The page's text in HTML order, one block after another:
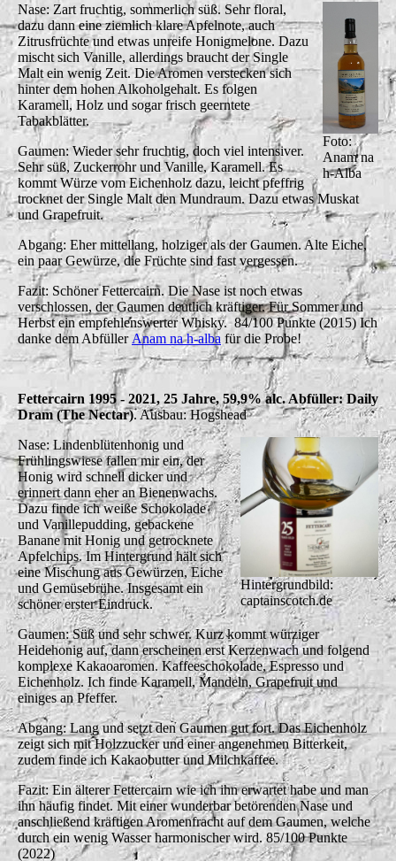
Foto:
Anam na
h-Alba
Nase: Zart fruchtig, sommerlich süß. Sehr floral,
dazu dann eine ziemlich klare Apfelnote, auch
Zitrusfrüchte und etwas unreife Honigmelone. Dazu
mischt sich Vanille, allerdings braucht der Single
Malt ein wenig Zeit. Die Aromen verstecken sich
hinter dem hohen Alkoholgehalt. Es folgen
Karamell, Holz und sogar frisch geerntete
Tabakblätter.
Gaumen: Wieder sehr fruchtig, doch viel intensiver.
Sehr süß, Zuckerrohr und Vanille, Karamell. Es
kommt Würze vom Eichenholz dazu, leicht pfeffrig
trocknet der Single Malt den Mundraum. Dazu etwas Muskat
und Grapefruit.
Abgang: Eher mittellang, holziger als der Gaumen. Alte Eiche,
ein paar Gewürze, die Früchte sind fast vergessen.
Fazit: Schöner Fettercairn. Die Nase ist noch etwas
verschlossen, der Gaumen deutlich kräftiger. Für Sommer und
Herbst ein empfehlenswerter Whisky. 84/100 Punkte (2015) Ich
danke dem Abfüller Anam na h-alba für die Probe!
Fettercairn 1995 - 2021, 25 Jahre, 59,9% alc. Abfüller: Daily
Dram (The Nectar). Ausbau: Hogshead
Hintergrundbild:
captainscotch.de
Nase: Lindenblütenhonig und
Frühlingswiese fallen mir ein, der
Honig wird schnell dicker und
erinnert dann eher an Bienenwachs.
Dazu finde ich weiße Schokolade
und Vanillepudding, gebackene
Banane mit Honig und getrocknete
Apfelchips. Im Hintergrund hält sich
eine Mischung aus Gewürzen, Eiche
und Gemüsebrühe. Insgesamt ein
schöner erster Eindruck.
Gaumen: Süß und sehr schwer. Kurz kommt würziger
Heidehonig auf, dann erscheinen erst Kerzenwach und folgend
komplexe Kakaoaromen. Kaffeeschokolade, Espresso und
Eichenholz. Ich finde Karamell, Mandeln, Grapefruit und
einiges an Pfeffer.
Abgang: Lang und setzt den Gaumen gut fort. Das Eichenholz
zeigt sich mit Holzzucker und einer angenehmen Bitterkeit,
zudem finde ich Kakaobutter und Milchkaffee.
Fazit: Ein älterer Fettercairn wie ich ihn erwartet habe und man
ihn häufig findet. Mit einer wunderbar betörenden Nase und
anschließend kräftigen Aromenfracht auf dem Gaumen, welche
durch ein wenig Wasser harmonischer wird. 85/100 Punkte
(2022)